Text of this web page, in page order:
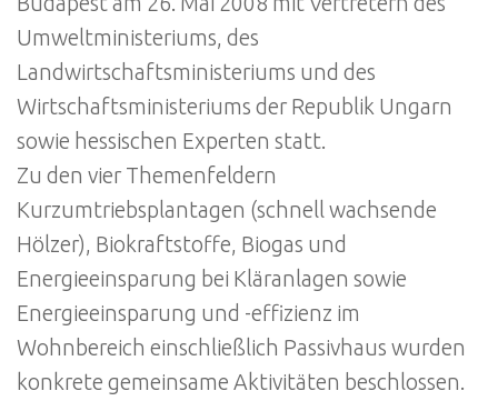
Umweltministeriums, des
Landwirtschaftsministeriums und des
Wirtschaftsministeriums der Republik Ungarn
sowie hessischen Experten statt.
Zu den vier Themenfeldern
Kurzumtriebsplantagen (schnell wachsende
Hölzer), Biokraftstoffe, Biogas und
Energieeinsparung bei Kläranlagen sowie
Energieeinsparung und -effizienz im
Wohnbereich einschließlich Passivhaus wurden
konkrete gemeinsame Aktivitäten beschlossen.